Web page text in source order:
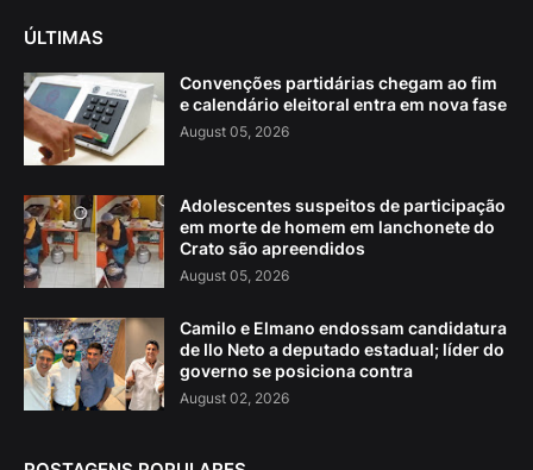
ÚLTIMAS
Convenções partidárias chegam ao fim
e calendário eleitoral entra em nova fase
August 05, 2026
Adolescentes suspeitos de participação
em morte de homem em lanchonete do
Crato são apreendidos
August 05, 2026
Camilo e Elmano endossam candidatura
de Ilo Neto a deputado estadual; líder do
governo se posiciona contra
August 02, 2026